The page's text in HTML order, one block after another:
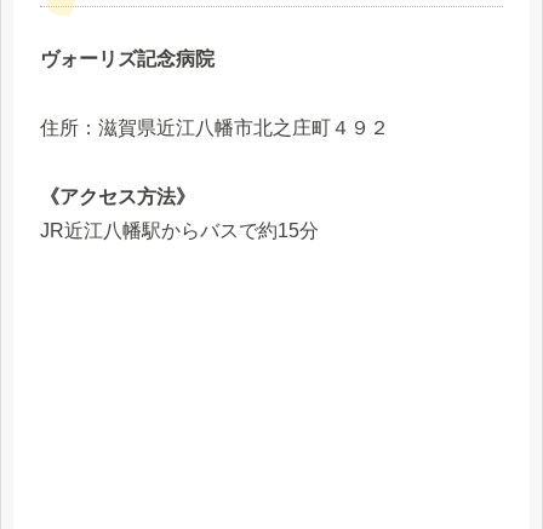
ヴォーリズ記念病院
住所：滋賀県近江八幡市北之庄町４９２
《アクセス方法》
JR近江八幡駅からバスで約15分